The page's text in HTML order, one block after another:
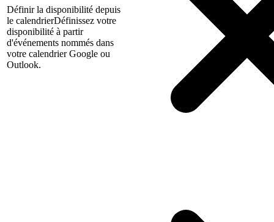
Définir la disponibilité depuis
le calendrierDéfinissez votre
disponibilité à partir
d'événements nommés dans
votre calendrier Google ou
Outlook.